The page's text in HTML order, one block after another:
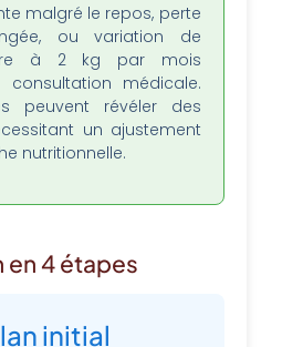
malgré le repos, perte
ou variation de
à 2 kg par mois
consultation médicale.
peuvent révéler des
un ajustement
nutritionnelle.
en 4 étapes
initial